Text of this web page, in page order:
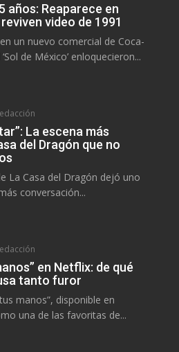
años: Reaparece en
video de 1991
un nuevo comercial de Coca-
de México’ enloquecieron...
La escena más
del Dragón que no
La Casa del Dragón dejó uno
conversación...
en Netflix: de qué
tanto furor
manos”, disponible en
una de las favoritas de...